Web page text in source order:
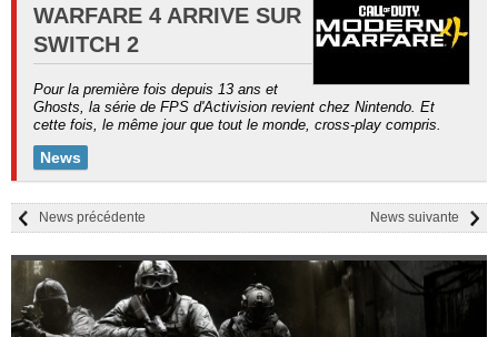
WARFARE 4 ARRIVE SUR
SWITCH 2
Pour la première fois depuis 13 ans et
Ghosts, la série de FPS d'Activision revient chez Nintendo. Et
cette fois, le même jour que tout le monde, cross-play compris.
News
News suivante
News précédente